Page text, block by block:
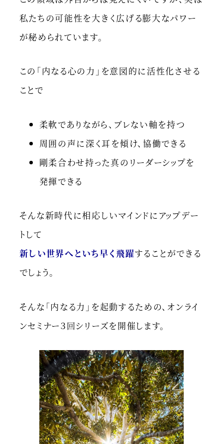
私たちの可能性を大きく広げる膨大なパワー
が秘められています。
この「内なる心の力」を意図的に活性化させる
ことで
柔軟でありながら、ブレない軸を持つ
周囲の声に深く耳を傾け、協働できる
剛柔合わせ持った真のリーダーシップを
発揮できる
そんな新時代に相応しいマインドにアップデー
トして
新しい世界へといち早く飛躍することができる
でしょう。
そんな「内なる力」を起動するための、オンライ
ンセミナー３回シリーズを開催します。